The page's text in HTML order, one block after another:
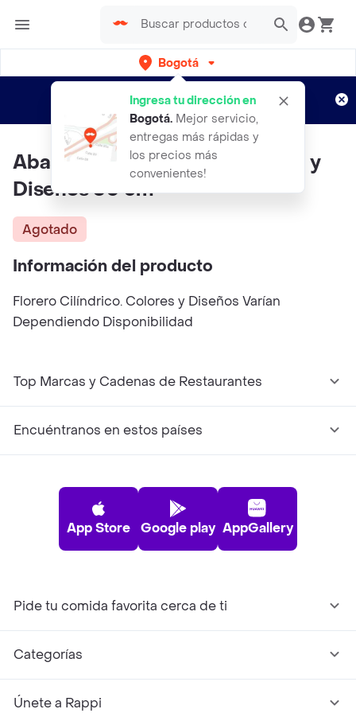
Bogotá
Ingresa tu dirección en
Bogotá. Mejor servicio,
entregas más rápidas y
los precios más
convenientes!
envíos gratis por semanas
Aplican TyC
Abastodeco Florero de Colores y
Diseños 60 cm
Agotado
Información del producto
Florero Cilíndrico. Colores y Diseños Varían
Dependiendo Disponibilidad
Top Marcas y Cadenas de Restaurantes
Encuéntranos en estos países
App Store Google play AppGallery
Pide tu comida favorita cerca de ti
Categorías
Únete a Rappi